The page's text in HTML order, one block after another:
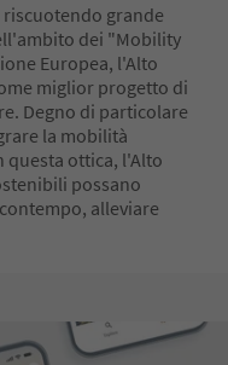
riscuotendo grande
dei "Mobility
Europea, l'Alto
miglior progetto di
Degno di particolare
la mobilità
ottica, l'Alto
possano
alleviare